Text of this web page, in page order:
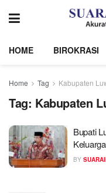
HOME BIROKRASI
Home Tag Kabupaten
Tag: Kabupaten
Bupati
Keluarga
BY